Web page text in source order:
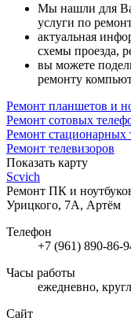
Мы нашли для
услуги по
актуальная
схемы проезда,
вы можете
ремонту
Ремонт планшетов и
Ремонт сотовых
Ремонт стационарных
Ремонт телевизоров
Показать карту
Scvich
Ремонт ПК и
Урицкого, 7А, Артём
Телефон
+7 (961) 890-86-
Часы работы
ежедневно,
Сайт